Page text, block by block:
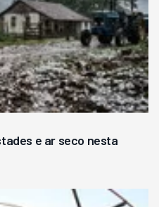
e ar seco nesta